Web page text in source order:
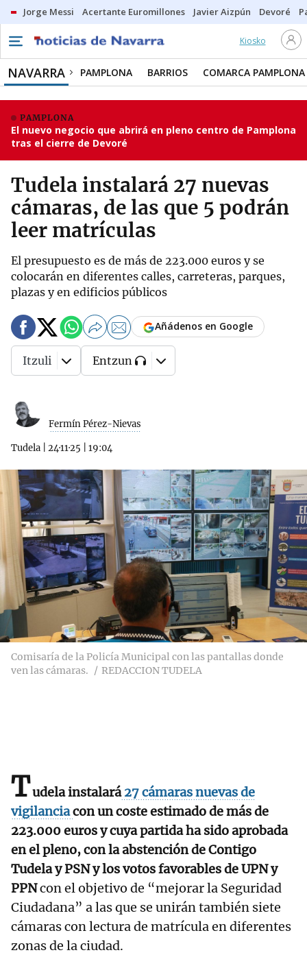
Jorge Messi Acertante Euromillones Javier Aizpún Devoré
Kiosko
NAVARRA PAMPLONA BARRIOS COMARCA PAMPLONA
PAMPLONA
El nuevo negocio que abrirá en pleno centro de Pamplona
tras el cierre de Devoré
Tudela instalará 27 nuevas
cámaras, de las que 5 podrán
leer matrículas
El presupuesto es de más de 223.000 euros y se
colocarán en diferentes calles, carreteras, parques,
plazas y en edificios públicos
Fermín Pérez-Nievas
Tudela 24·11·25 19:04
Añádenos en Google
Itzuli Entzun
Comisaría de la Policía Municipal con las pantallas donde
ven las cámaras.
REDACCION TUDELA
Tudela instalará27 cámaras nuevas de
vigilanciacon un coste estimado de más de
223.000 euros y cuya partida ha sido aprobada
en el pleno, con la abstención de Contigo
Tudela y PSN y los votos favorables de UPN y
PPNcon el objetivo de “mejorar la Seguridad
Ciudadana” a las que se unirán también siete
cámaras con lectura de matrícula en diferentes
zonas de la ciudad.